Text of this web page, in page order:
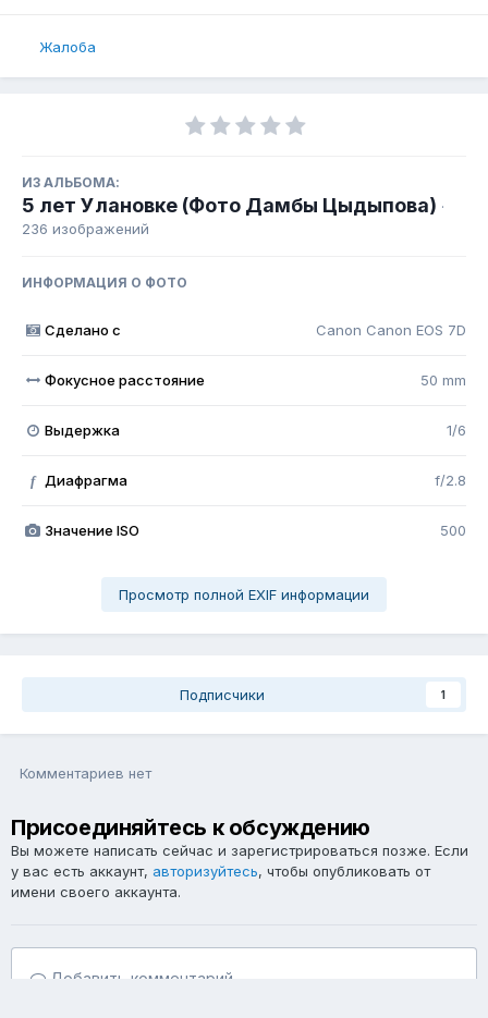
Жалоба
ИЗ АЛЬБОМА:
5 лет Улановке (Фото Дамбы Цыдыпова) ·
236 изображений
ИНФОРМАЦИЯ О ФОТО
Сделано с Canon Canon EOS 7D
Фокусное расстояние 50 mm
Выдержка 1/6
f Диафрагма f/2.8
Значение ISO 500
Просмотр полной EXIF информации
Подписчики 1
Комментариев нет
Присоединяйтесь к обсуждению
Вы можете написать сейчас и зарегистрироваться позже. Если
у вас есть аккаунт, авторизуйтесь, чтобы опубликовать от
имени своего аккаунта.
Добавить комментарий...